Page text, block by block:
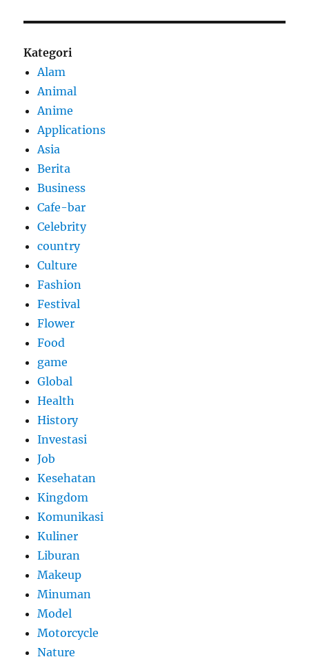
Kategori
Alam
Animal
Anime
Applications
Asia
Berita
Business
Cafe-bar
Celebrity
country
Culture
Fashion
Festival
Flower
Food
game
Global
Health
History
Investasi
Job
Kesehatan
Kingdom
Komunikasi
Kuliner
Liburan
Makeup
Minuman
Model
Motorcycle
Nature